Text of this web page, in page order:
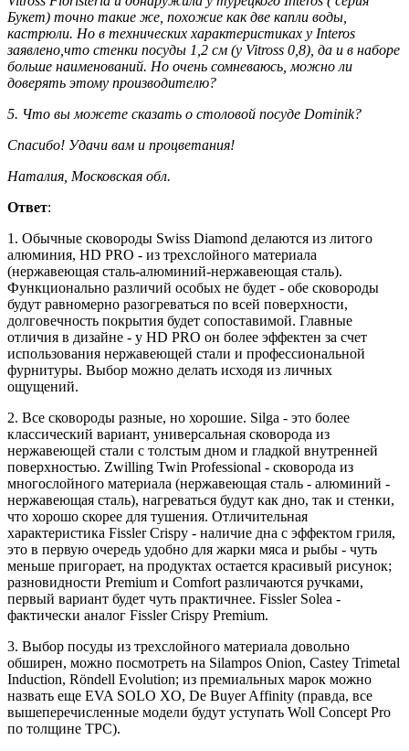
Букет) точно такие же, похожие как две капли воды,
кастрюли. Но в технических характеристиках у Interos
заявлено,что стенки посуды 1,2 см (у Vitross 0,8), да и в наборе
больше наименований. Но очень сомневаюсь, можно ли
доверять этому производителю?
5. Что вы можете сказать о столовой посуде Dominik?
Спасибо! Удачи вам и процветания!
Наталия, Московская обл.
Ответ:
1. Обычные сковороды Swiss Diamond делаются из литого
алюминия, HD PRO - из трехслойного материала
(нержавеющая сталь-алюминий-нержавеющая сталь).
Функционально различий особых не будет - обе сковороды
будут равномерно разогреваться по всей поверхности,
долговечность покрытия будет сопоставимой. Главные
отличия в дизайне - у HD PRO он более эффектен за счет
использования нержавеющей стали и профессиональной
фурнитуры. Выбор можно делать исходя из личных
ощущений.
2. Все сковороды разные, но хорошие. Silga - это более
классический вариант, универсальная сковорода из
нержавеющей стали с толстым дном и гладкой внутренней
поверхностью. Zwilling Twin Professional - сковорода из
многослойного материала (нержавеющая сталь - алюминий -
нержавеющая сталь), нагреваться будут как дно, так и стенки,
что хорошо скорее для тушения. Отличительная
характеристика Fissler Crispy - наличие дна с эффектом гриля,
это в первую очередь удобно для жарки мяса и рыбы - чуть
меньше пригорает, на продуктах остается красивый рисунок;
разновидности Premium и Comfort различаются ручками,
первый вариант будет чуть практичнее. Fissler Solea -
фактически аналог Fissler Crispy Premium.
3. Выбор посуды из трехслойного материала довольно
обширен, можно посмотреть на Silampos Onion, Castey Trimetal
Induction, Röndell Evolution; из премиальных марок можно
назвать еще EVA SOLO XO, De Buyer Affinity (правда, все
вышеперечисленные модели будут уступать Woll Concept Pro
по толщине ТРС).